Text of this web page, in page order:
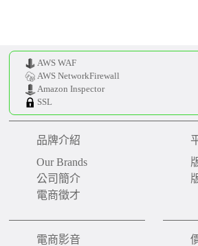
AWS WAF
AWS NetworkFirewall
Amazon Inspector
SSL
品牌介紹
Our Brands
公司簡介
電商徵才
電商影音